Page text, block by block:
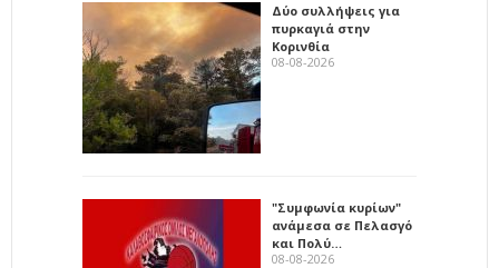
Δύο συλλήψεις για
πυρκαγιά στην
Κορινθία
08-08-2026
"Συμφωνία κυρίων"
ανάμεσα σε Πελασγό
και Πολύ…
08-08-2026